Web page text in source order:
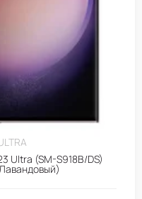
Ultra (SM-S918B/DS)